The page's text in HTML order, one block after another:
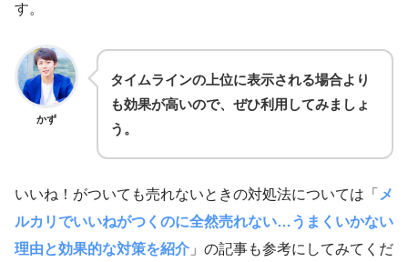
す。
かず
タイムラインの上位に表示される場合より
も効果が高いので、ぜひ利用してみましょ
う。
いいね！がついても売れないときの対処法については「 メ
ルカリでいいねがつくのに全然売れない…うまくいかない
理由と効果的な対策を紹介 」の記事も参考にしてみてくだ